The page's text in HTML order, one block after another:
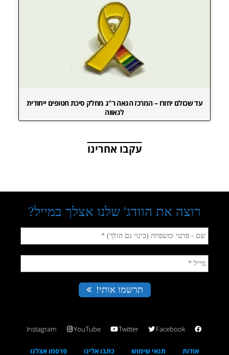
עד שכולם יחזרו – המרכז הגאה ר"ג מחלק סיכת חטופים ייחודית
לגאווה
עקבו אחרינו
Facebook
Twitter
YouTube
Instagram
אודות תנאי שימוש כתבו אלינו פרסמו אצלנו